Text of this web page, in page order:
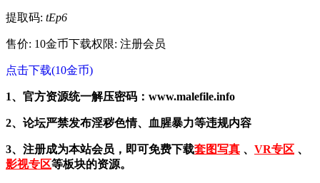
提取码: tEp6
售价: 10金币下载权限: 注册会员
点击下载(10金币)
1、官方资源统一解压密码：www.malefile.info
2、论坛严禁发布淫秽色情、血腥暴力等违规内容
3、注册成为本站会员，即可免费下载套图写真 、 VR专区 、
影视专区等板块的资源。